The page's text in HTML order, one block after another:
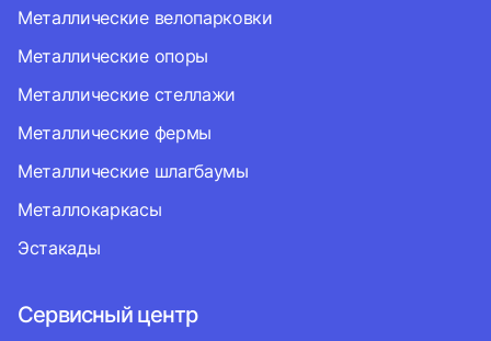
Металлические велопарковки
Металлические опоры
Металлические стеллажи
Металлические фермы
Металлические шлагбаумы
Металлокаркасы
Эстакады
Сервисный центр